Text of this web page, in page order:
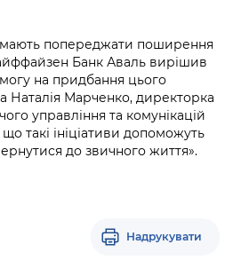
мають попереджати поширення
Банк Аваль вирішив
на придбання цього
Наталія Марченко, директорка
управління та комунікацій
такі ініціативи допоможуть
до звичного життя».
Надрукувати